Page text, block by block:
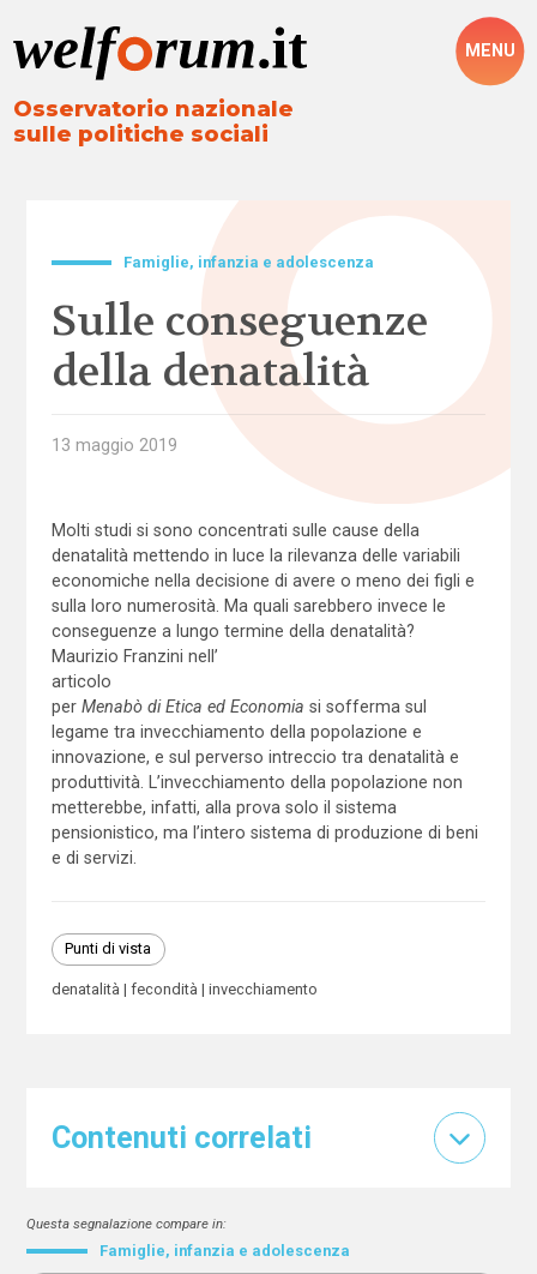
Osservatorio nazionale
sulle politiche sociali
MENU
Famiglie, infanzia e adolescenza
Sulle conseguenze
della denatalità
13 maggio 2019
Molti studi si sono concentrati sulle cause della
denatalità mettendo in luce la rilevanza delle variabili
economiche nella decisione di avere o meno dei figli e
sulla loro numerosità. Ma quali sarebbero invece le
conseguenze a lungo termine della denatalità?
Maurizio Franzini nell’
articolo
per Menabò di Etica ed Economia si sofferma sul
legame tra invecchiamento della popolazione e
innovazione, e sul perverso intreccio tra denatalità e
produttività. L’invecchiamento della popolazione non
metterebbe, infatti, alla prova solo il sistema
pensionistico, ma l’intero sistema di produzione di beni
e di servizi.
Punti di vista
denatalità fecondità invecchiamento
Contenuti correlati
Questa segnalazione compare in:
Famiglie, infanzia e adolescenza